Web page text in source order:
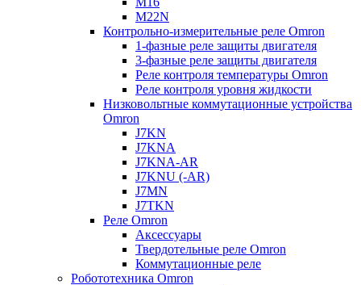
M22N
Контрольно-измерительные реле Omron
1-фазные реле защиты двигателя
3-фазные реле защиты двигателя
Реле контроля температуры Omron
Реле контроля уровня жидкости
Низковольтные коммутационные устройства
Omron
J7KN
J7KNA
J7KNA-AR
J7KNU (-AR)
J7MN
J7TKN
Реле Omron
Аксессуары
Твердотельные реле Omron
Коммутационные реле
Робототехника Omron